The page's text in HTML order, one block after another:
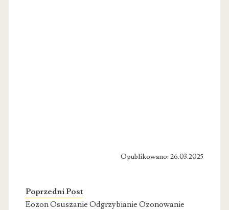
Opublikowano: 26.03.2025
Poprzedni Post
Eozon Osuszanie Odgrzybianie Ozonowanie